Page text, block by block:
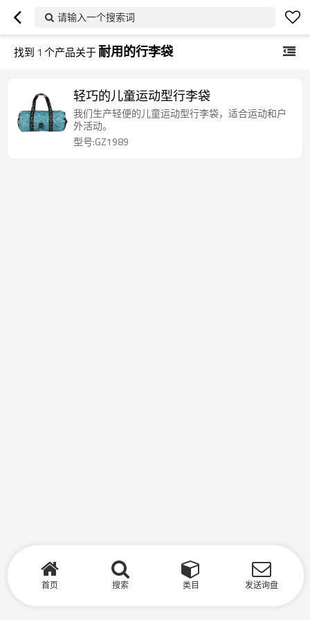
请输入一个搜索词
找到 1 个产品关于耐用的行李袋
轻巧的儿童运动型行李袋
我们生产轻便的儿童运动型行李袋，适合运动和户
外活动。
型号:GZ1989
首页 搜索 类目 发送询盘